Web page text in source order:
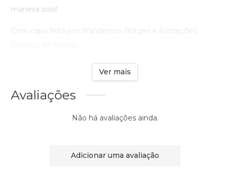
maneira solo!
Com capa feita por Wanderson Borges e ilustrações
Ver mais
Avaliações
Não há avaliações ainda.
Adicionar uma avaliação